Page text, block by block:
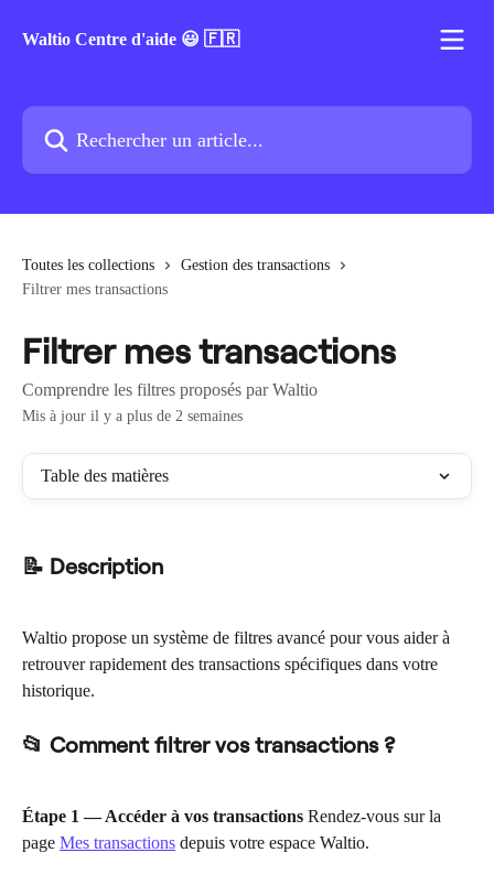
Waltio Centre d'aide 😃 🇫🇷
Rechercher un article...
Toutes les collections
Gestion des transactions
Filtrer mes transactions
Filtrer mes transactions
Comprendre les filtres proposés par Waltio
Mis à jour il y a plus de 2 semaines
Table des matières
📝 Description
Waltio propose un système de filtres avancé pour vous aider à
retrouver rapidement des transactions spécifiques dans votre
historique.
📂 Comment filtrer vos transactions ?
Étape 1 — Accéder à vos transactions Rendez-vous sur la
page Mes transactions depuis votre espace Waltio.